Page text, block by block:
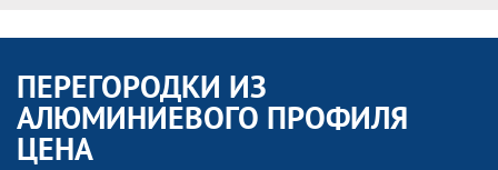
ПЕРЕГОРОДКИ ИЗ
АЛЮМИНИЕВОГО ПРОФИЛЯ
ЦЕНА